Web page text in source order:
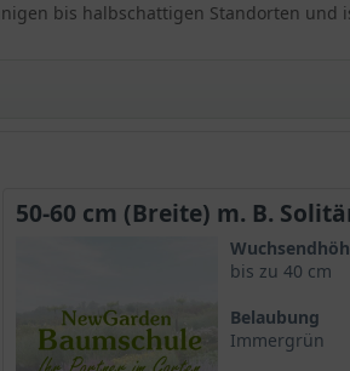
bis halbschattigen Standorten und
0,8 Metern. Ihr kompakter und
Pflanze bildet dichte Büsche mit
50-60 cm (Breite) m. B.
bis zu 40 cm
Belaubung
Immergrün